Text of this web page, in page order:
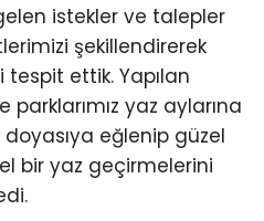
istekler ve talepler
şekillendirerek
tespit ettik. Yapılan
yaz aylarına
doyasıya eğlenip güzel
bir yaz geçirmelerini